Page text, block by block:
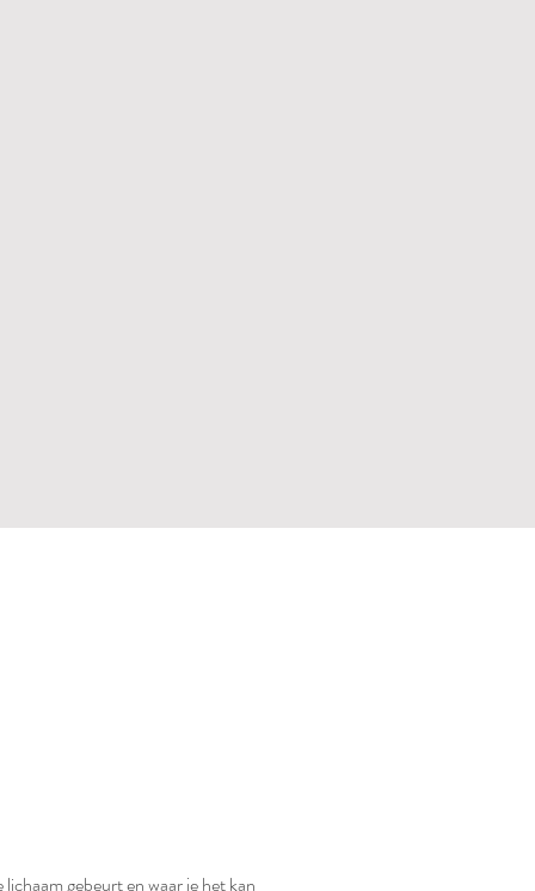
gebeurt en waar je het kan